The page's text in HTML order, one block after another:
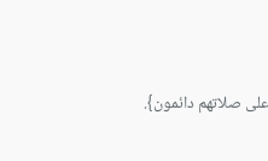
صلاتهم دائمون}.